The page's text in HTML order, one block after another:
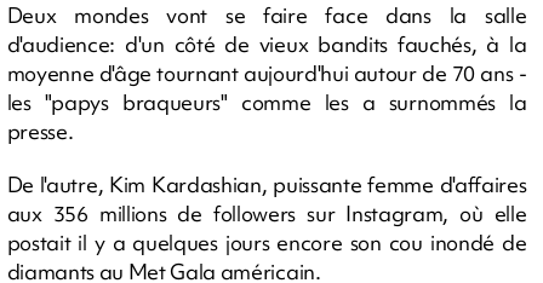
Deux mondes vont se faire face dans la salle
d'audience: d'un côté de vieux bandits fauchés, à la
moyenne d'âge tournant aujourd'hui autour de 70 ans -
les "papys braqueurs" comme les a surnommés la
presse.
De l'autre, Kim Kardashian, puissante femme d'affaires
aux 356 millions de followers sur Instagram, où elle
postait il y a quelques jours encore son cou inondé de
diamants au Met Gala américain.